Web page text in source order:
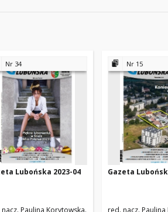
Nr 34
Lubońska 2023-04
Paulina Korytowska zespół redakcyjny
Nr 15
Gazeta
red. nacz.